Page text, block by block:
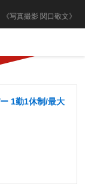
《写真撮影 関口敬文》
1勤1休制/最大